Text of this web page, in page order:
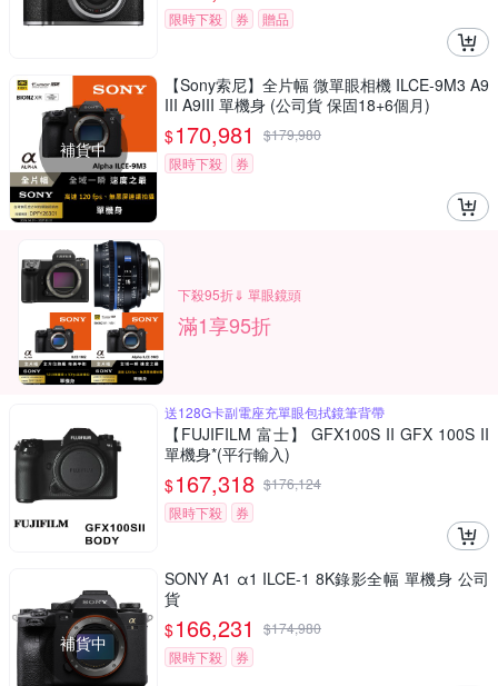
限時下殺 券 贈品
補貨中
【Sony索尼】全片幅 微單眼相機 ILCE-9M3 A9
III A9III 單機身 (公司貨 保固18+6個月)
$170,981 $179,980
限時下殺
券
下殺95折⇓ 單眼鏡頭
滿1享95折
送128G卡副電座充單眼包拭鏡筆背帶
【FUJIFILM 富士】 GFX100S II GFX 100S II
單機身*(平行輸入)
$167,318 $176,124
限時下殺
券
補貨中
SONY A1 α1 ILCE-1 8K錄影全幅 單機身 公司
貨
$166,231 $174,980
限時下殺
券